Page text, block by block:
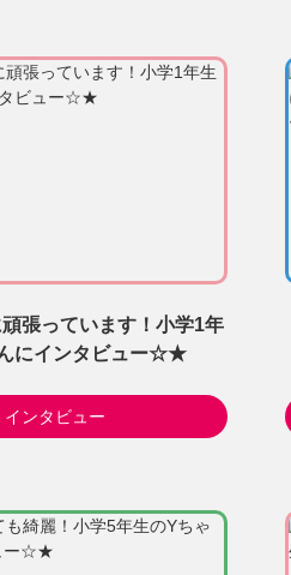
張っています！小学1年
にインタビュー☆★
インタビュー